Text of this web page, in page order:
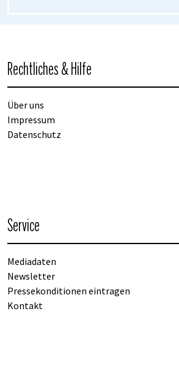
Rechtliches & Hilfe
Über uns
Impressum
Datenschutz
Service
Mediadaten
Newsletter
Pressekonditionen eintragen
Kontakt